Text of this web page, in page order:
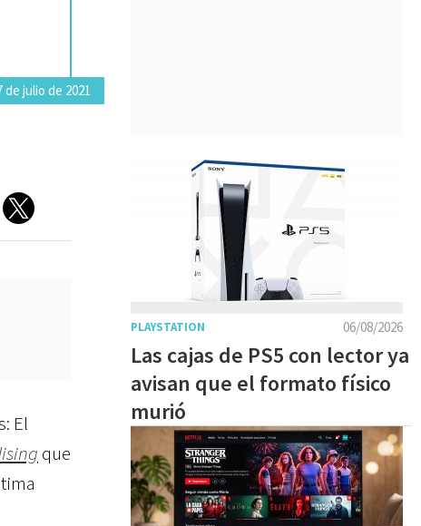
de julio de 2021
El
que
06/08/2026
PLAYSTATION
Las cajas de PS5 con lector ya
avisan que el formato físico
murió